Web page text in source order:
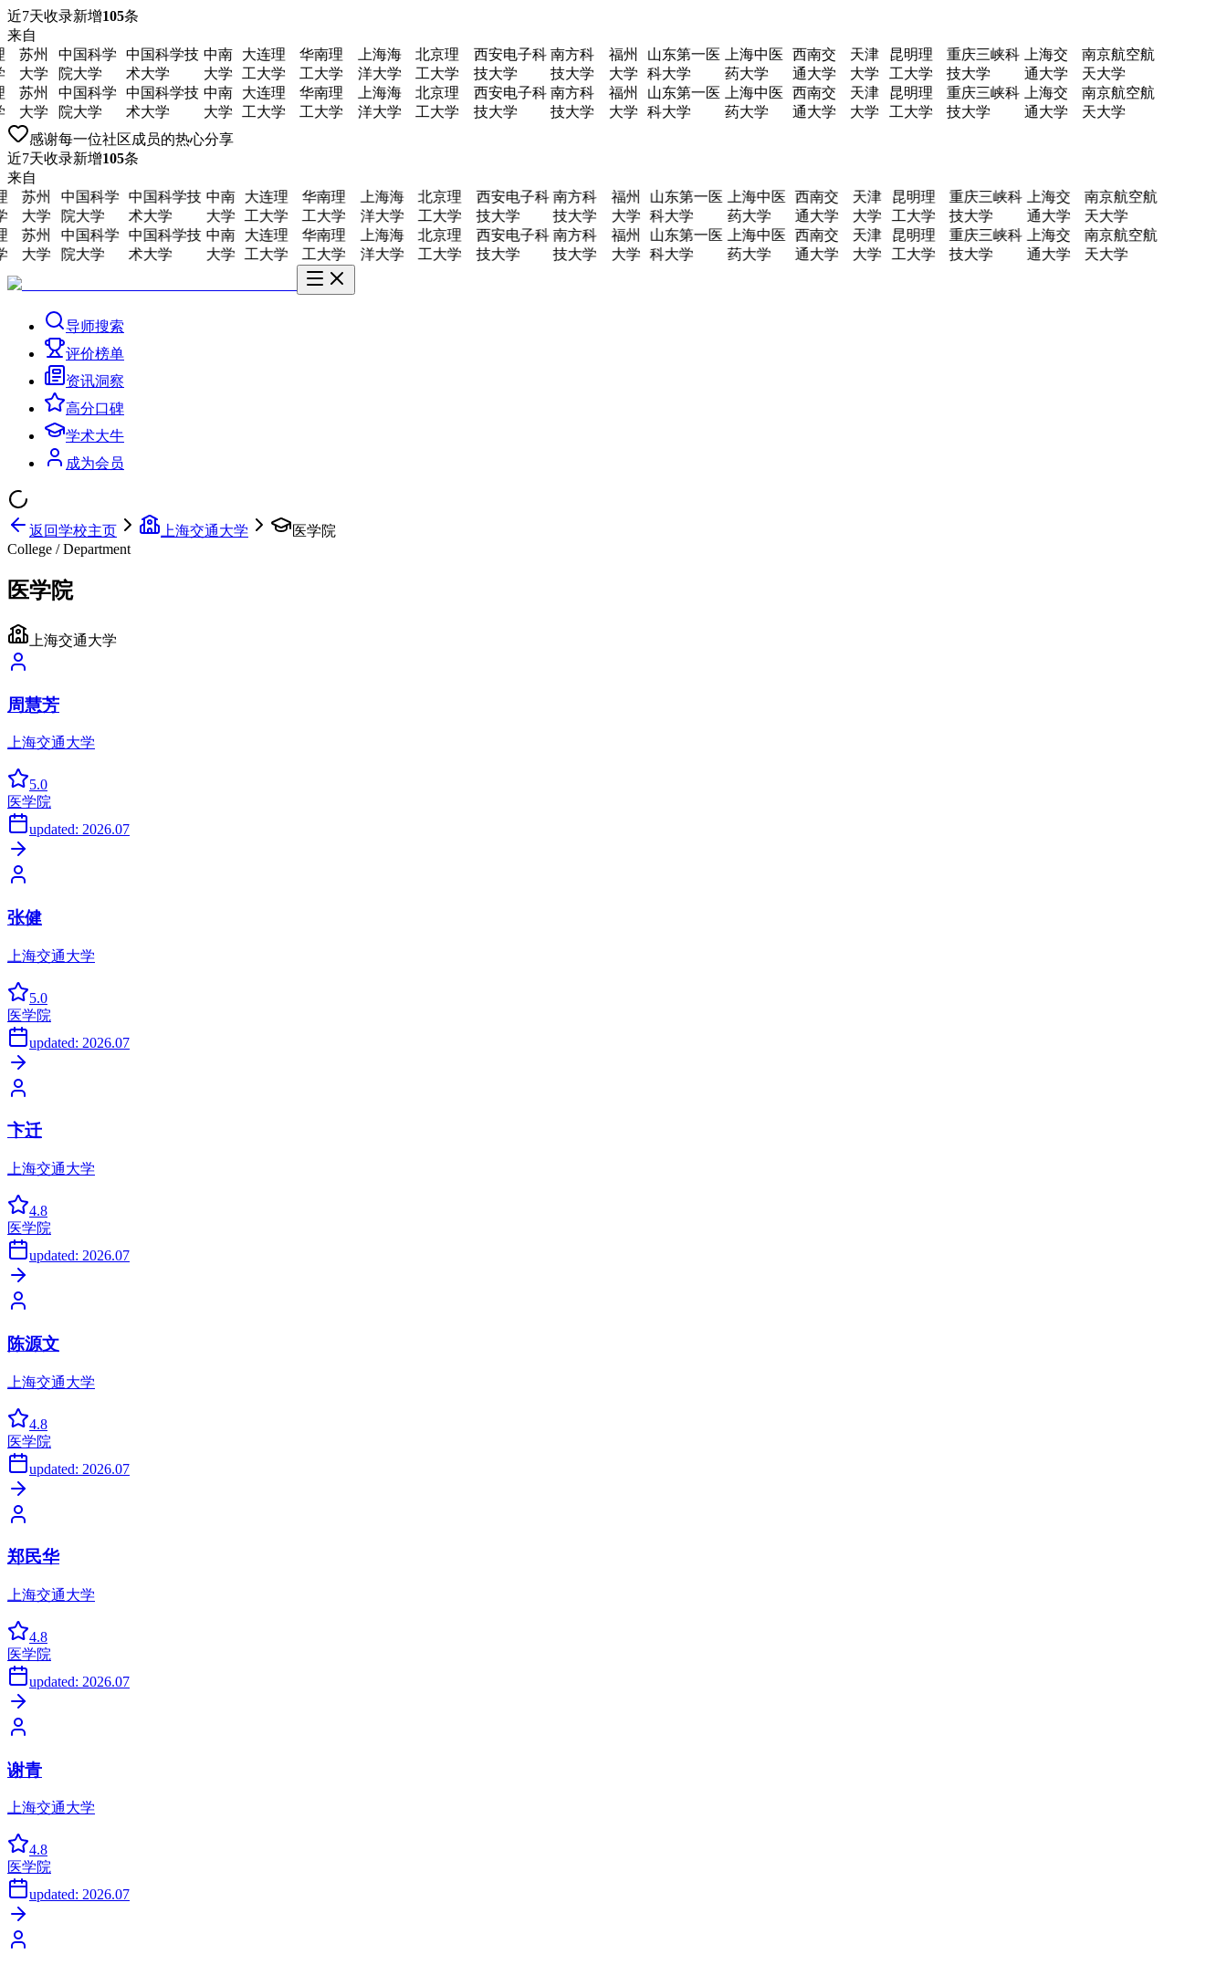
近7天收录新增105条
来自
苏州
大学
中国科学
院大学
中国科学技
术大学
中南
大学
大连理
工大学
华南理
工大学
上海海
洋大学
北京理
工大学
西安电子科
技大学
南方科
技大学
福州
大学
山东第一医
科大学
上海中医
药大学
西南交
通大学
天津
大学
昆明理
工大学
重庆三峡科
技大学
上海交
通大学
南京航空航
天大学
苏州
大学
中国科学
院大学
中国科学技
术大学
中南
大学
大连理
工大学
华南理
工大学
上海海
洋大学
北京理
工大学
西安电子科
技大学
南方科
技大学
福州
大学
山东第一医
科大学
上海中医
药大学
西南交
通大学
天津
大学
昆明理
工大学
重庆三峡科
技大学
上海交
通大学
南京航空航
天大学
感谢每一位社区成员的热心分享
近7天收录新增105条
来自
苏州
大学
中国科学
院大学
中国科学技
术大学
中南
大学
大连理
工大学
华南理
工大学
上海海
洋大学
北京理
工大学
西安电子科
技大学
南方科
技大学
福州
大学
山东第一医
科大学
上海中医
药大学
西南交
通大学
天津
大学
昆明理
工大学
重庆三峡科
技大学
上海交
通大学
南京航空航
天大学
苏州
大学
中国科学
院大学
中国科学技
术大学
中南
大学
大连理
工大学
华南理
工大学
上海海
洋大学
北京理
工大学
西安电子科
技大学
南方科
技大学
福州
大学
山东第一医
科大学
上海中医
药大学
西南交
通大学
天津
大学
昆明理
工大学
重庆三峡科
技大学
上海交
通大学
南京航空航
天大学
导师搜索
评价榜单
资讯洞察
高分口碑
学术大牛
成为会员
返回学校主页 上海交通大学
医学院
College / Department
医学院
上海交通大学
周慧芳
上海交通大学
5.0
医学院
updated: 2026.07
张健
上海交通大学
5.0
医学院
updated: 2026.07
卞迁
上海交通大学
4.8
医学院
updated: 2026.07
陈源文
上海交通大学
4.8
医学院
updated: 2026.07
郑民华
上海交通大学
4.8
医学院
updated: 2026.07
谢青
上海交通大学
4.8
医学院
updated: 2026.07